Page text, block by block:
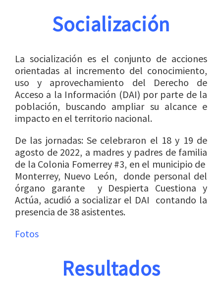
Socialización
La socialización es el conjunto de acciones
orientadas al incremento del conocimiento,
uso y aprovechamiento del Derecho de
Acceso a la Información (DAI) por parte de la
población, buscando ampliar su alcance e
impacto en el territorio nacional.
De las jornadas: Se celebraron el 18 y 19 de
agosto de 2022, a madres y padres de familia
de la Colonia Fomerrey #3, en el municipio de
Monterrey, Nuevo León, donde personal del
órgano garante y Despierta Cuestiona y
Actúa, acudió a socializar el DAI contando la
presencia de 38 asistentes.
Fotos
Resultados